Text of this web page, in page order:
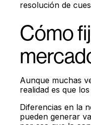
resolución de
Cómo
Aunque muchas
realidad es que
Diferencias en la
pueden generar